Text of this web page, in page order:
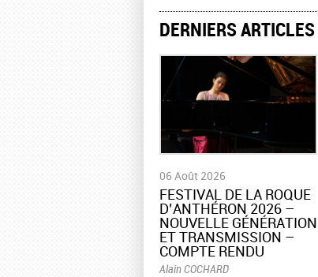
DERNIERS ARTICLES
06 Août 2026
​FESTIVAL DE LA ROQUE
D’ANTHÉRON 2026 –
NOUVELLE GÉNÉRATION
ET TRANSMISSION –
COMPTE RENDU
Alain COCHARD